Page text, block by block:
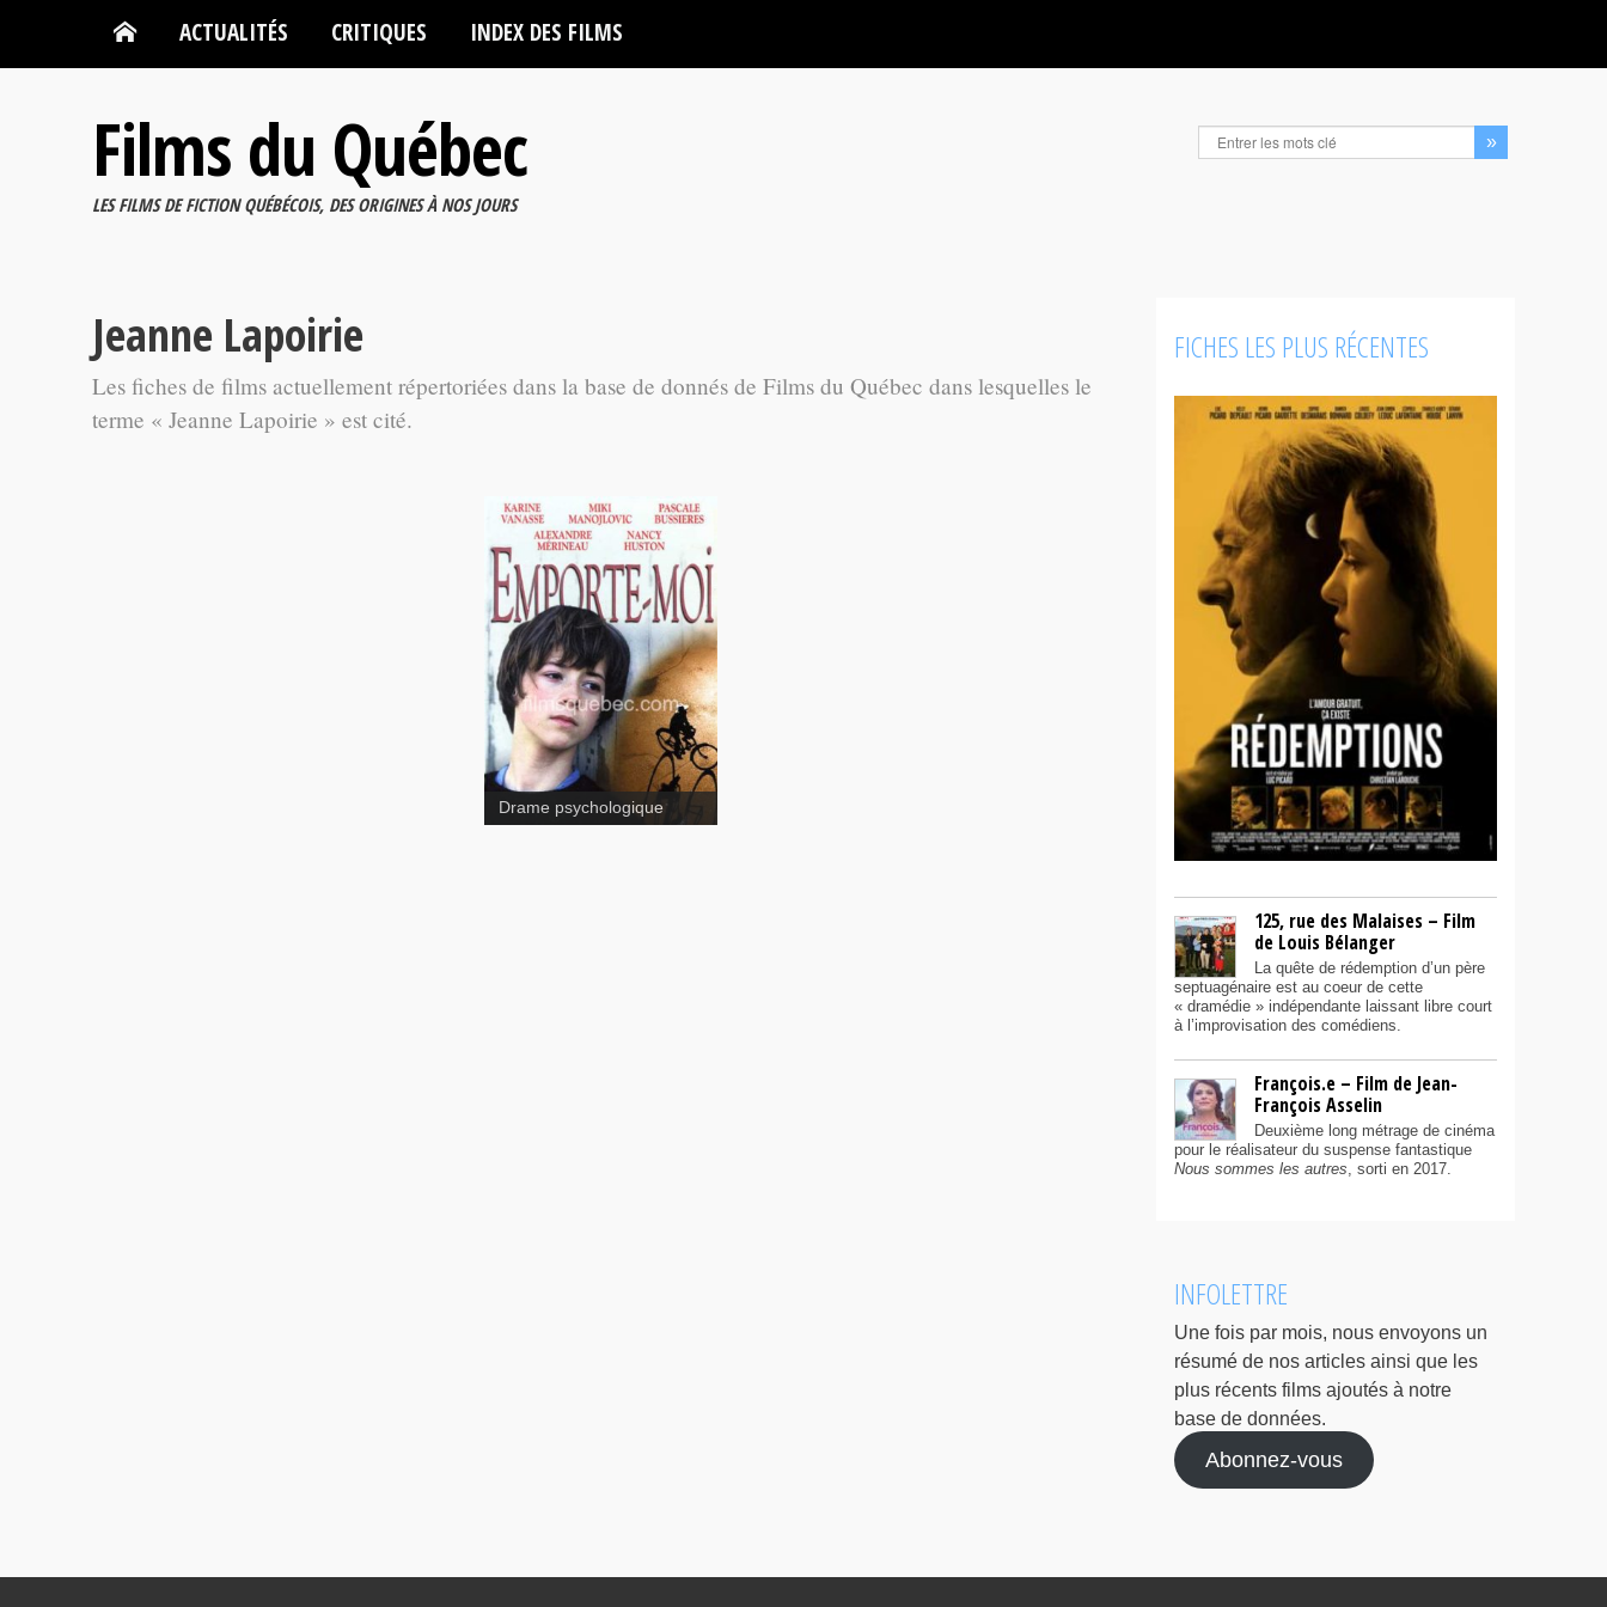
ACTUALITÉS CRITIQUES INDEX DES FILMS
Films du Québec
LES FILMS DE FICTION QUÉBÉCOIS, DES ORIGINES À NOS JOURS
Jeanne Lapoirie
Les fiches de films actuellement répertoriées dans la base de donnés de Films du Québec dans lesquelles le
terme « Jeanne Lapoirie » est cité.
Emporte-
moi
Drame psychologique
FICHES LES PLUS RÉCENTES
125, rue des Malaises – Film
de Louis Bélanger
La quête de rédemption d’un père
septuagénaire est au coeur de cette
« dramédie » indépendante laissant libre court
à l’improvisation des comédiens.
François.e – Film de Jean-
François Asselin
Deuxième long métrage de cinéma
pour le réalisateur du suspense fantastique
Nous sommes les autres, sorti en 2017.
INFOLETTRE
Une fois par mois, nous envoyons un
résumé de nos articles ainsi que les
plus récents films ajoutés à notre
base de données.
Abonnez-vous